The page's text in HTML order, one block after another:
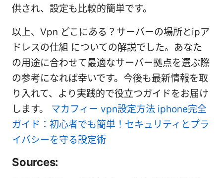
供され、設定も比較的簡単です。
以上、Vpn どこにある？サーバーの場所とipア
ドレスの仕組 についての解説でした。あなた
の用途に合わせて最適なサーバー拠点を選ぶ際
の参考になれば幸いです。今後も最新情報を取
り入れて、より実践的で役立つガイドをお届け
します。 マカフィー vpn設定方法 iphone完全
ガイド：初心者でも簡単！セキュリティとプラ
イバシーを守る設定術
Sources: